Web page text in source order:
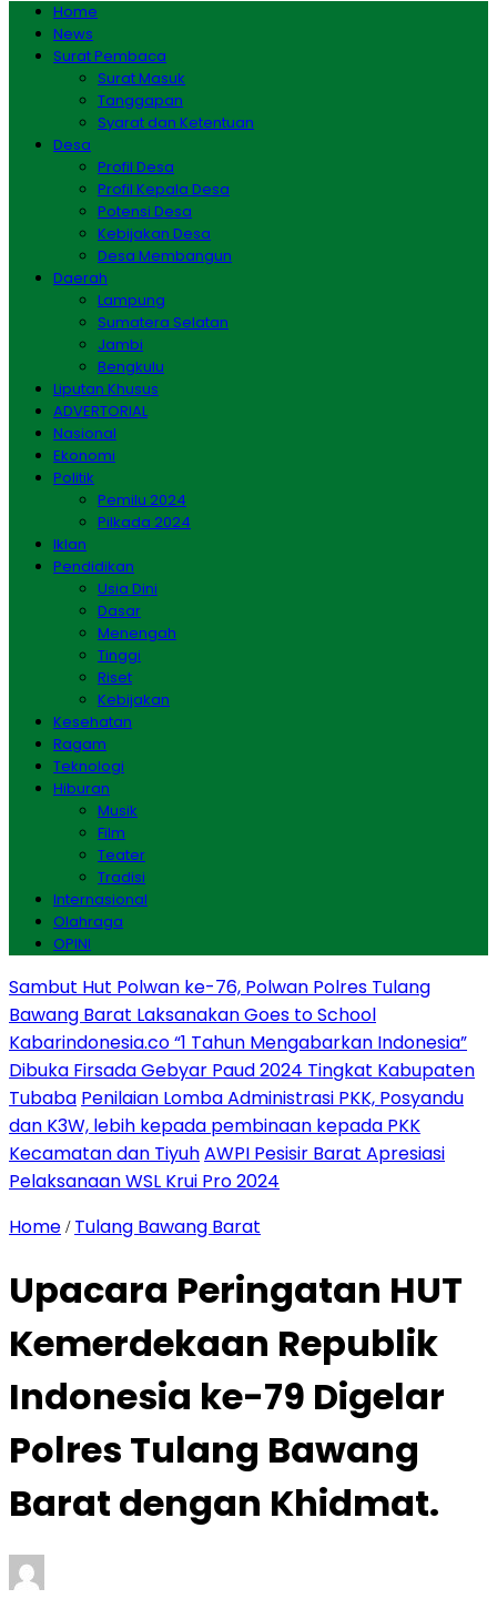
Home
News
Surat Pembaca
Surat Masuk
Tanggapan
Syarat dan Ketentuan
Desa
Profil Desa
Profil Kepala Desa
Potensi Desa
Kebijakan Desa
Desa Membangun
Daerah
Lampung
Sumatera Selatan
Jambi
Bengkulu
Liputan Khusus
ADVERTORIAL
Nasional
Ekonomi
Politik
Pemilu 2024
Pilkada 2024
Iklan
Pendidikan
Usia Dini
Dasar
Menengah
Tinggi
Riset
Kebijakan
Kesehatan
Ragam
Teknologi
Hiburan
Musik
Film
Teater
Tradisi
Internasional
Olahraga
OPINI
Sambut Hut Polwan ke-76, Polwan Polres Tulang
Bawang Barat Laksanakan Goes to School
Kabarindonesia.co “1 Tahun Mengabarkan Indonesia”
Dibuka Firsada Gebyar Paud 2024 Tingkat Kabupaten
Tubaba Penilaian Lomba Administrasi PKK, Posyandu
dan K3W, lebih kepada pembinaan kepada PKK
Kecamatan dan TiyuhAWPI Pesisir Barat Apresiasi
Pelaksanaan WSL Krui Pro 2024
Home / Tulang Bawang Barat
Upacara Peringatan HUT
Kemerdekaan Republik
Indonesia ke-79 Digelar
Polres Tulang Bawang
Barat dengan Khidmat.